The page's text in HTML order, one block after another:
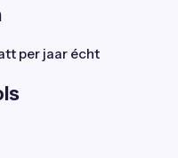
per jaar écht